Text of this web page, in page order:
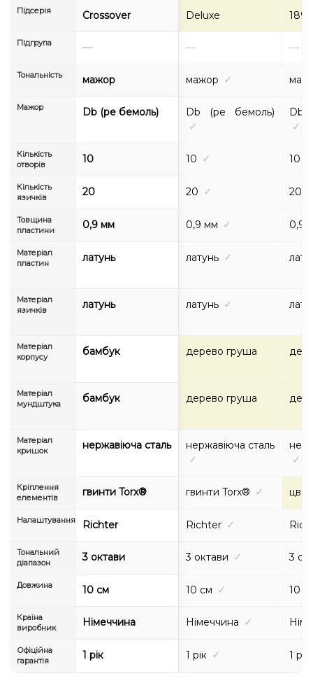
Підсерія Crossover Deluxe 1896
Підгрупа — — —
Тональність мажор мажор ✓
Мажор Db (ре бемоль)
Db (ре бемоль)
✓
Db
✓
Кількість
отворів
10 10 ✓ 10
Кількість
язичків
20 20 ✓ 20
Товщина
пластини
0,9 мм 0,9 мм ✓ 0,9
Матеріал
пластин
латунь латунь ✓
Матеріал
язичків
латунь латунь ✓
Матеріал
корпусу
бамбук дерево груша
Матеріал
мундштука
бамбук дерево груша
Матеріал
кришок
нержавіюча сталь
нержавіюча сталь
✓
✓
Кріплення
елементів
гвинти Torx® гвинти Torx® ✓
Налаштування Richter Richter ✓
Тональний
діапазон
3 октави 3 октави ✓ 3
Довжина 10 см 10 см ✓ 10
Країна
виробник
Німеччина Німеччина ✓
Офіційна
гарантія
1 рік 1 рік ✓ 1 рік